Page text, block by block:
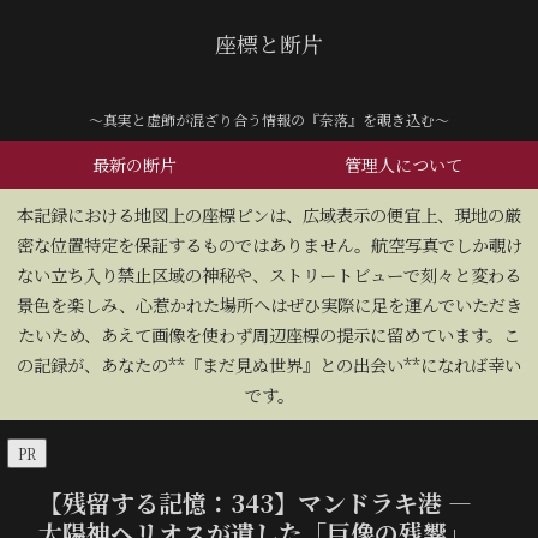
座標と断片
～真実と虚飾が混ざり合う情報の『奈落』を覗き込む～
最新の断片 管理人について
​本記録における地図上の座標ピンは、広域表示の便宜上、現地の厳
密な位置特定を保証するものではありません。航空写真でしか覗け
ない立ち入り禁止区域の神秘や、ストリートビューで刻々と変わる
景色を楽しみ、心惹かれた場所へはぜひ実際に足を運んでいただき
たいため、あえて画像を使わず周辺座標の提示に留めています。こ
の記録が、あなたの**『まだ見ぬ世界』との出会い**になれば幸い
です。
PR
​【残留する記憶：343】マンドラキ港 —